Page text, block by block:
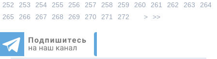
252
253 254 255 256 257 258 259 260 261 262 263
264
265
266 267 268 269 270 271 272 > >>